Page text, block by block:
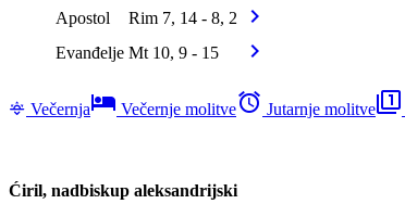
Apostol
Rim 7, 14 - 8, 2 chevron_right
Evanđelje Mt 10, 9 - 15 chevron_right
Večernjahotel Večernje molitvealarm Jutarnje molitvefilter_1
Ćiril, nadbiskup aleksandrijski